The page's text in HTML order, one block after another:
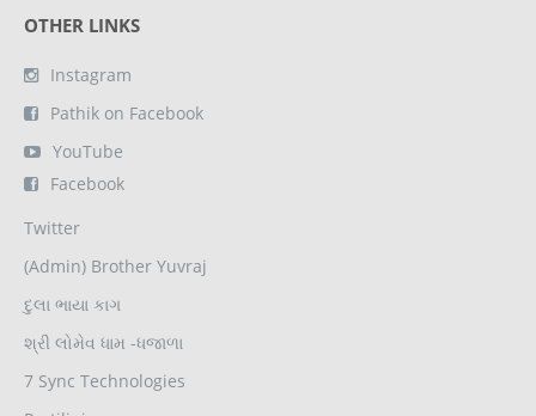
OTHER LINKS
Instagram
Pathik on Facebook
YouTube
Facebook
Twitter
(Admin) Brother Yuvraj
દુલા ભાયા કાગ
શ્રી લોમેવ ધામ -ધજાળા
7 Sync Technologies